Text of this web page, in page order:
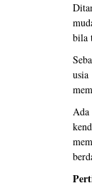
bila